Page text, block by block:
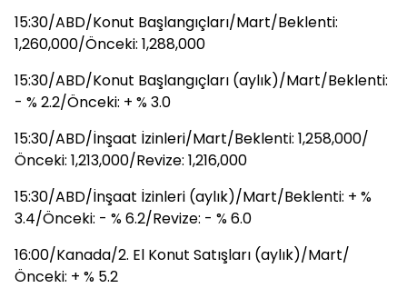
15:30/ABD/Konut Başlangıçları/Mart/Beklenti:
1,260,000/Önceki: 1,288,000
15:30/ABD/Konut Başlangıçları (aylık)/Mart/Beklenti:
- % 2.2/Önceki: + % 3.0
15:30/ABD/İnşaat İzinleri/Mart/Beklenti: 1,258,000/
Önceki: 1,213,000/Revize: 1,216,000
15:30/ABD/İnşaat İzinleri (aylık)/Mart/Beklenti: + %
3.4/Önceki: - % 6.2/Revize: - % 6.0
16:00/Kanada/2. El Konut Satışları (aylık)/Mart/
Önceki: + % 5.2